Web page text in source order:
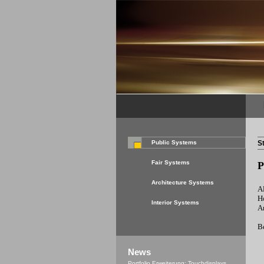
Public Systems
Fair Systems
Architecture Systems
Interior Systems
News